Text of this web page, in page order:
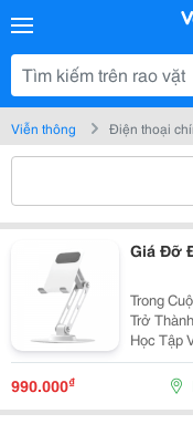
Viễn thông Điện thoại
Giá Đỡ
Trong
Trở
Học Tập
Thoại
Giảm
990.000₫